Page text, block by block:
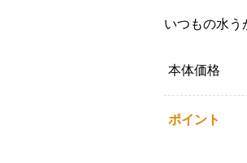
いつもの水う
本体価格
ポイント